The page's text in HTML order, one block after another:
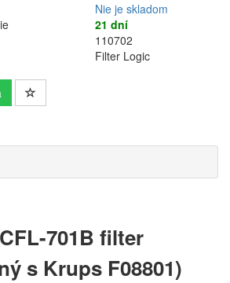
Nie je skladom
21 dní
110702
Filter Logic
701B filter
s Krups F08801)